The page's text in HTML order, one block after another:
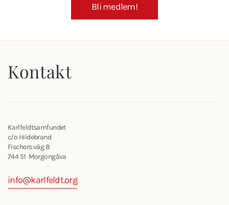
Bli medlem!
Kontakt
Karlfeldtsamfundet
c/o Hildebrand
Fischers väg 8
744 51 Morgongåva
info@karlfeldt.org